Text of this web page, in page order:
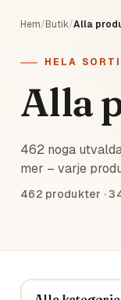
Hem/Butik/Alla
HELA
Alla
462 noga
mer – varje
462 produkter ·